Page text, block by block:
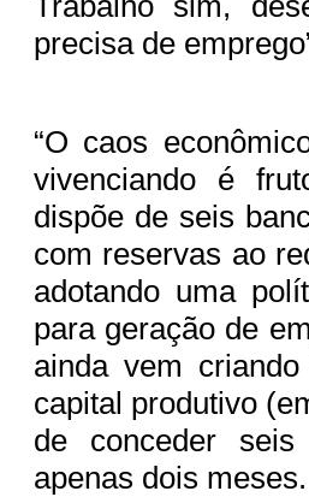
precisa de
“O caos
vivenciando é
dispõe de seis
com reservas ao
adotando uma
para geração de
ainda vem
capital produtivo
de conceder
apenas dois meses.